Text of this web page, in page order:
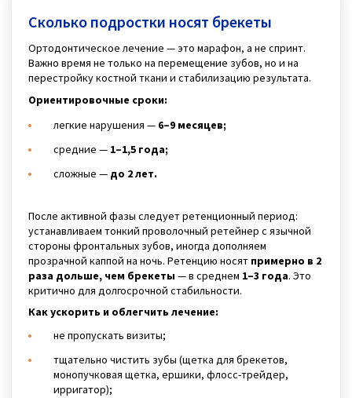
Сколько подростки носят брекеты
Ортодонтическое лечение — это марафон, а не спринт.
Важно время не только на перемещение зубов, но и на
перестройку костной ткани и стабилизацию результата.
Ориентировочные сроки:
легкие нарушения — 6–9 месяцев;
средние — 1–1,5 года;
сложные — до 2 лет.
После активной фазы следует ретенционный период:
устанавливаем тонкий проволочный ретейнер с язычной
стороны фронтальных зубов, иногда дополняем
прозрачной каппой на ночь. Ретенцию носят примерно в 2
раза дольше, чем брекеты — в среднем 1–3 года. Это
критично для долгосрочной стабильности.
Как ускорить и облегчить лечение:
не пропускать визиты;
тщательно чистить зубы (щетка для брекетов,
монопучковая щетка, ершики, флосс-трейдер,
ирригатор);